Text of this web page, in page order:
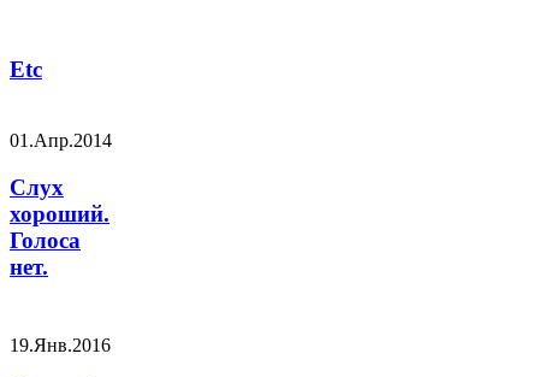
Etc
01.Апр.2014
Слух
хороший.
Голоса
нет.
19.Янв.2016